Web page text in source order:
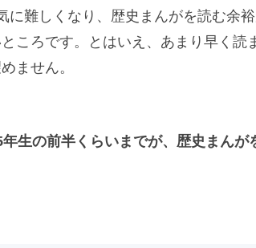
難しくなり、歴史まんがを読む余
ころです。とはいえ、あまり早く読
ません。
生の前半くらいまでが、歴史まんが